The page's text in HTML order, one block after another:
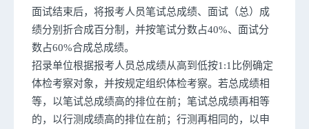
面试结束后，将报考人员笔试总成绩、面试（总）成
绩分别折合成百分制，并按笔试分数占40%、面试分
数占60%合成总成绩。
招录单位根据报考人员总成绩从高到低按1:1比例确定
体检考察对象，并按规定组织体检考察。若总成绩相
等，以笔试总成绩高的排位在前；笔试总成绩再相等
的，以行测成绩高的排位在前；行测再相同的，以申